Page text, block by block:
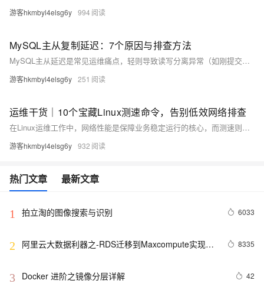
游客hkmbyl4elsg6y 994
MySQL主从复制延迟：7个原因与排查方法
MySQL主从延迟是常见运维痛点，轻则导致读写分离异常（如刚提交数据查不到），重则影响故障切换。本文系统梳理7大根因：硬件差异、慢查询/MDL锁、主库高写入、大事务阻塞、网络抖动、relay log堆积、并行复制未启用，并提供快速排查SOP与行业实践建议。
游客hkmbyl4elsg6y 251
运维干货｜10个宝藏Linux测速命令，告别低效网络排查
在Linux运维工作中，网络性能是保障业务稳定运行的核心，而测速则是排查网络问题、优化网络质量的基础操作。提到Linux测网速，绝大多数新手只会用ping命令判断网络通断，却不知ping仅能测试延迟和丢包率，无法全面反映带宽、流量、进程占用等关键信息。其实，掌握以下10个测速相关命令，就能轻松完成从“网络小白”到“运维专家”的蜕变，高效应对各类网络场景测试需求。
游客hkmbyl4elsg6y 932
热门文章 最新文章
1 拍立淘的图像搜索与识别 6033
2
阿里云大数据利器之-RDS迁移到Maxcompute实现动
8335
3 Docker 进阶之镜像分层详解 42